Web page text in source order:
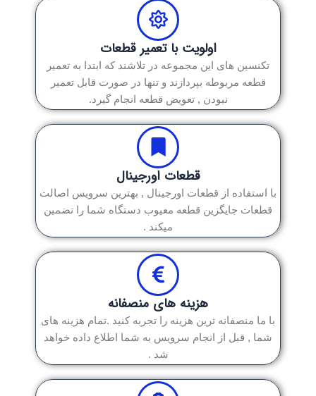
اولویت با تعمیر قطعات
تکنسین های این مجموعه در تلاشند که ابتدا به تعمیر
قطعه مربوطه بپردازند و تنها در صورت قابل تعمیر
نبودن , تعویض قطعه انجام گیرد.
قطعات اورجینال
با استفاده از قطعات اورجینال , بهترین سرویس اصالت
قطعات جایگزین قطعه معیوب دستگاه شما را تضمین
میکند .
هزینه های منصفانه
با ما منصفانه ترین هزینه را تجربه کنید .تمام هزینه های
شما , قبل از انجام سرویس به شما اطلاع داده خواهد
شد .